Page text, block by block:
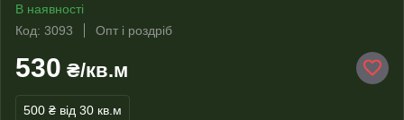
В наявності
Код: 3093
Опт і роздріб
530 ₴/кв.м
500 ₴ від 30 кв.м